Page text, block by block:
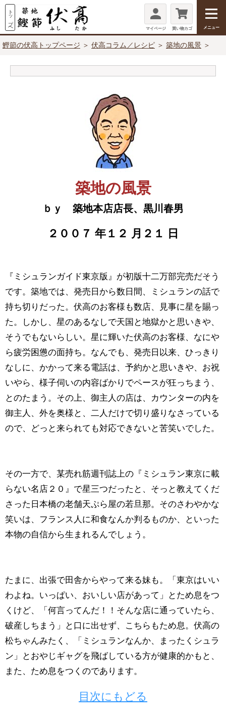
マイページ 買い物カゴ メニュー
鰹節の伏高トップページ ＞ 伏高コラム／レシピ ＞ 築地の風景 ＞
築地の風景
ｂｙ 築地本店店長、黒川春男
２００７ 年 １２ 月 ２１ 日
『ミシュランガイド東京版』が初版十二万部完売だそう
です。築地では、発売日から数日間、ミシュランの話で
持ち切りだった。伏高のお客様も数店、見事に星を賜っ
た。しかし、星のあるなしで天国と地獄かと思いきや、
そうでもないらしい。星に輝いた伏高のお客様、なにや
ら疲労困憊の面持ち。なんでも、発売日以来、ひっきり
なしに、かかって来る電話は、予約かと思いきや、お祝
いやら、様子伺いの内容ばかりでペースが狂っちまう、
とのたまう。その上、御主人の店は、カウンターの内を
御主人、外を奥様と、二人だけで切り盛りなさっている
ので、どっと来られても対応できないと苦笑いでした。
その一方で、某売れ筋週刊誌上の『ミシュラン東京に載
らない名店２０』で星三つだったと、そっと教えてくだ
さった日本橋の老舗天ぷら屋の若旦那。そのさわやかな
笑いは、フランス人に和食なんか判るものか、といった
本物の自信から生まれるんでしょう。
たまに、出張で田舎からやって来る妹も。「東京はいい
わよね。いっぱい、おいしい店があって」とため息をつ
くけど、「何言ってんだ！！そんな店に通っていたら、
破産しちまう」と口に出せず、こちらもため息。伏高の
松ちゃんみたく、「ミシュランなんか、まったくシュラ
ン」とおやじギャグを飛ばしている方が健康的かもと、
また、ため息をつくのであります。
目次にもどる